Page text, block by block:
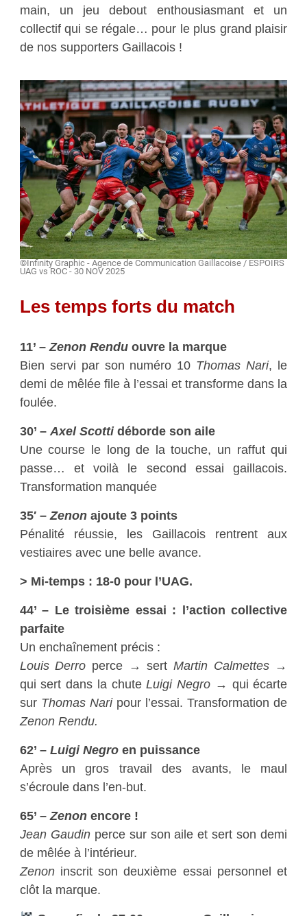
main, un jeu debout enthousiasmant et un
collectif qui se régale… pour le plus grand plaisir
de nos supporters Gaillacois !
©Infinity Graphic - Agence de Communication Gaillacoise / ESPOIRS
UAG vs ROC - 30 NOV 2025
Les temps forts du match
11’ –Zenon Renduouvre la marque
Bien servi par son numéro 10 Thomas Nari, le
demi de mêlée file à l’essai et transforme dans la
foulée.
30’ – Axel Scottidéborde son aile
Une course le long de la touche, un raffut qui
passe… et voilà le second essai gaillacois.
Transformation manquée
35′ –Zenonajoute 3 points
Pénalité réussie, les Gaillacois rentrent aux
vestiaires avec une belle avance.
> Mi-temps : 18-0 pour l’UAG.
44’ – Le troisième essai : l’action collective
parfaite
Un enchaînement précis :
Louis Derro perce → sert Martin Calmettes→
qui sert dans la chuteLuigi Negro → qui écarte
sur Thomas Naripour l’essai. Transformation de
Zenon Rendu.
62’ – Luigi Negroen puissance
Après un gros travail des avants, le maul
s’écroule dans l’en-but.
65’ –Zenonencore !
Jean Gaudinperce sur son aile et sert son demi
de mêlée à l’intérieur.
Zenoninscrit son deuxième essai personnel et
clôt la marque.